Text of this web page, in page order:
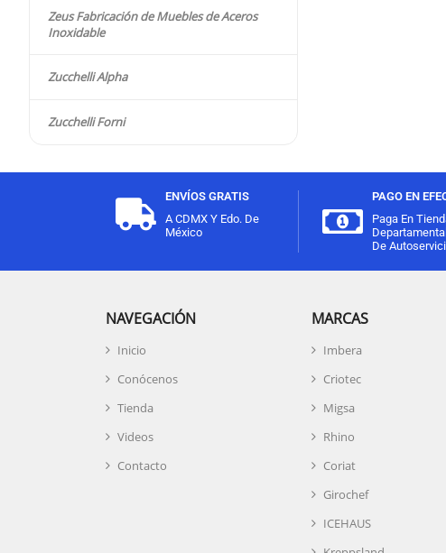
Zeus Fabricación de Muebles de Aceros
Inoxidable
Zucchelli Alpha
Zucchelli Forni
ENVÍOS GRATIS
A CDMX Y Edo. De
México
PAGO EN
Paga En
De
NAVEGACIÓN
Inicio
Conócenos
Tienda
Videos
Contacto
MARCAS
Imbera
Criotec
Migsa
Rhino
Coriat
Girochef
ICEHAUS